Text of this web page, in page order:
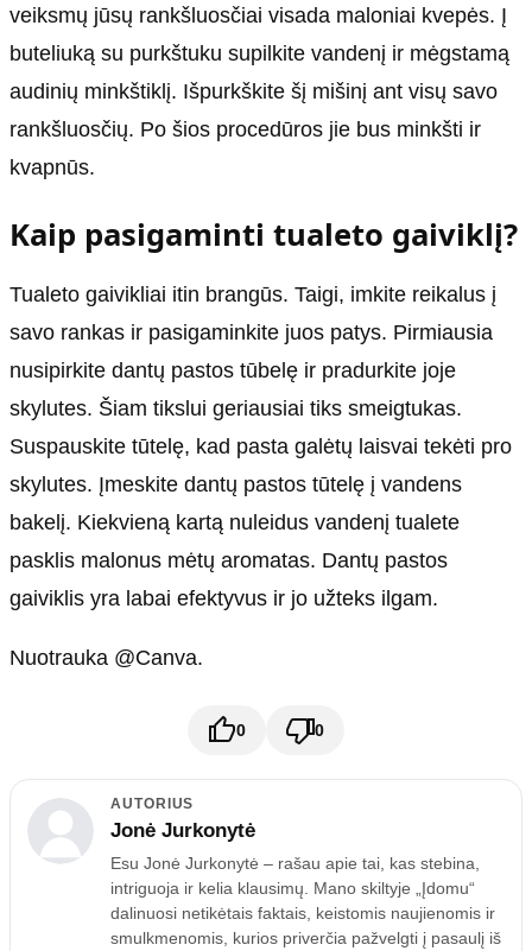
veiksmų jūsų rankšluosčiai visada maloniai kvepės. Į
buteliuką su purkštuku supilkite vandenį ir mėgstamą
audinių minkštiklį. Išpurkškite šį mišinį ant visų savo
rankšluosčių. Po šios procedūros jie bus minkšti ir
kvapnūs.
Kaip pasigaminti tualeto gaiviklį?
Tualeto gaivikliai itin brangūs. Taigi, imkite reikalus į
savo rankas ir pasigaminkite juos patys. Pirmiausia
nusipirkite dantų pastos tūbelę ir pradurkite joje
skylutes. Šiam tikslui geriausiai tiks smeigtukas.
Suspauskite tūtelę, kad pasta galėtų laisvai tekėti pro
skylutes. Įmeskite dantų pastos tūtelę į vandens
bakelį. Kiekvieną kartą nuleidus vandenį tualete
pasklis malonus mėtų aromatas. Dantų pastos
gaiviklis yra labai efektyvus ir jo užteks ilgam.
Nuotrauka @Canva.
0 0
AUTORIUS
Jonė Jurkonytė
Esu Jonė Jurkonytė – rašau apie tai, kas stebina,
intriguoja ir kelia klausimų. Mano skiltyje „Įdomu“
dalinuosi netikėtais faktais, keistomis naujienomis ir
smulkmenomis, kurios priverčia pažvelgti į pasaulį iš